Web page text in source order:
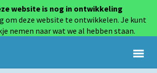
website is nog in ontwikkeling
om deze website te ontwikkelen. Je kunt
nemen naar wat we al hebben staan.